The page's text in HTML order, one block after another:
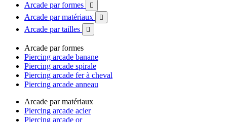
Arcade par formes

Arcade par matériaux 
Arcade par tailles 
Arcade par formes
Piercing arcade banane
Piercing arcade spirale
Piercing arcade fer à cheval
Piercing arcade anneau
Arcade par matériaux
Piercing arcade acier
Piercing arcade or